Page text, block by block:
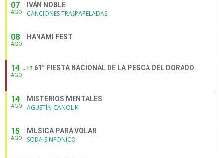
07
AGO
IVÁN NOBLE
CANCIONES TRASPAPELADAS
08
AGO
HANAMI FEST
14
AGO
17 61° FIESTA NACIONAL DE LA PESCA DEL DORADO
14
AGO
MISTERIOS MENTALES
AGUSTÍN CANOLIK
15
AGO
MUSICA PARA VOLAR
SODA SINFONICO